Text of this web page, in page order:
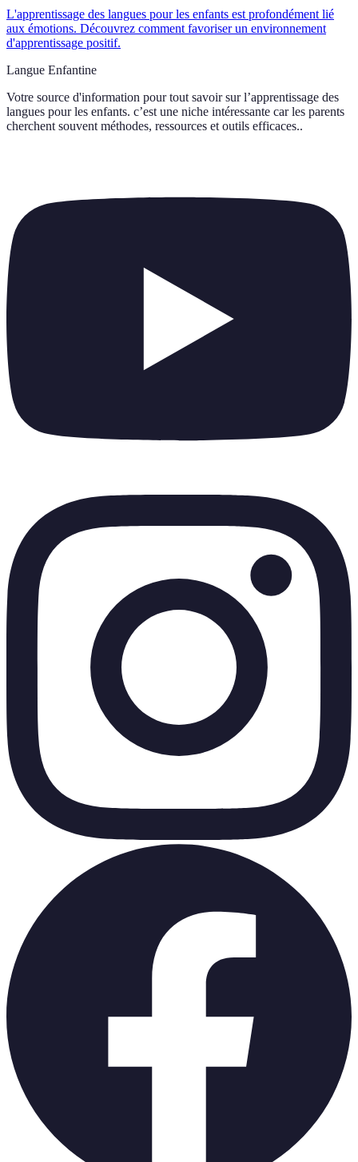
L'apprentissage des langues pour les enfants est profondément lié
aux émotions. Découvrez comment favoriser un environnement
d'apprentissage positif.
Langue Enfantine
Votre source d'information pour tout savoir sur l’apprentissage des
langues pour les enfants. c’est une niche intéressante car les parents
cherchent souvent méthodes, ressources et outils efficaces..